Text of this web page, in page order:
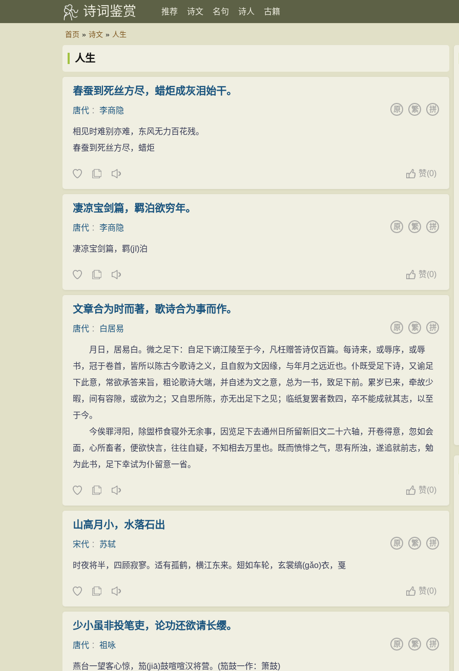
诗词鉴赏 推荐 诗文 名句 诗人 古籍
首页 » 诗文 » 人生
人生
春蚕到死丝方尽，蜡炬成灰泪始干。
唐代 ： 李商隐 拼
繁
原
相见时难别亦难，东风无力百花残。
春蚕到死丝方尽，蜡炬
赞(0)
凄凉宝剑篇，羁泊欲穷年。
唐代 ： 李商隐 拼
繁
原
凄凉宝剑篇，羁(jī)泊
赞(0)
文章合为时而著，歌诗合为事而作。
唐代 ： 白居易 拼
繁
原
月日，居易白。微之足下：自足下谪江陵至于今，凡枉赠答诗仅百篇。每诗来，或辱序，或辱
书，冠于卷首，皆所以陈古今歌诗之义，且自叙为文因缘，与年月之远近也。仆既受足下诗，又谕足
下此意，常欲承答来旨，粗论歌诗大端，并自述为文之意，总为一书，致足下前。累岁已来，牵故少
暇，间有容隙，或欲为之；又自思所陈，亦无出足下之见；临纸复罢者数四，卒不能成就其志，以至
于今。
今俟罪浔阳，除盥栉食寝外无余事，因览足下去通州日所留新旧文二十六轴，开卷得意，忽如会
面，心所畜者，便欲快言，往往自疑，不知相去万里也。既而愤悱之气，思有所浊，遂追就前志，勉
为此书，足下幸试为仆留意一省。
赞(0)
山高月小，水落石出
宋代 ： 苏轼 拼
繁
原
时夜将半，四顾寂寥。适有孤鹤，横江东来。翅如车轮，玄裳缟(gǎo)衣，戛
赞(0)
少小虽非投笔吏，论功还欲请长缨。
唐代 ： 祖咏 拼
繁
原
燕台一望客心惊，笳(jiā)鼓喧喧汉将营。(笳鼓一作：箫鼓)